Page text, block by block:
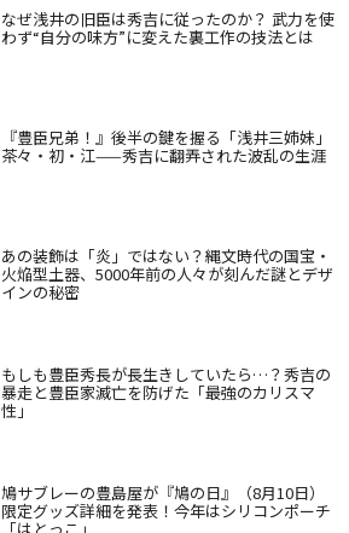
なぜ浅井の旧臣は秀吉に従ったのか？ 武力を使
わず“自分の味方”に変えた裏工作の技法とは
『豊臣兄弟！』後半の鍵を握る「浅井三姉妹」
茶々・初・江——秀吉に翻弄された波乱の生涯
あの装飾は「炎」ではない？縄文時代の国宝・
火焔型土器、5000年前の人々が刻んだ謎とデザ
インの秘密
もしも豊臣秀長が長生きしていたら…？秀吉の
暴走と豊臣家滅亡を防げた「最強のカリスマ
性」
鳩サブレーの豊島屋が『鳩の日』（8月10日）
限定グッズ詳細を発表！今年はシリコンポーチ